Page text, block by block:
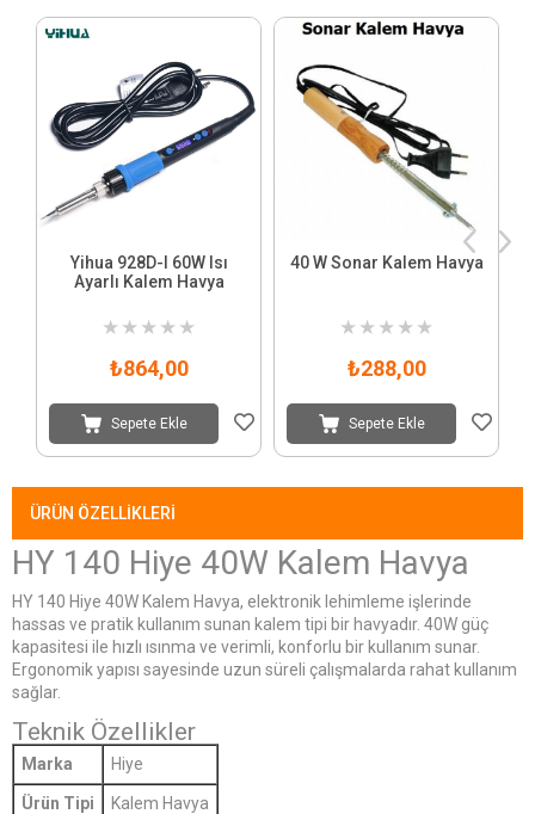
Yihua 928D-I 60W Isı
Ayarlı Kalem Havya
★ ★ ★ ★ ★
₺864,00
Sepete Ekle
40 W Sonar Kalem Havya
★ ★ ★ ★ ★
₺288,00
Sepete Ekle
ÜRÜN ÖZELLIKLERI
HY 140 Hiye 40W Kalem Havya
HY 140 Hiye 40W Kalem Havya, elektronik lehimleme işlerinde
hassas ve pratik kullanım sunan kalem tipi bir havyadır. 40W güç
kapasitesi ile hızlı ısınma ve verimli, konforlu bir kullanım sunar.
Ergonomik yapısı sayesinde uzun süreli çalışmalarda rahat kullanım
sağlar.
Teknik Özellikler
Marka Hiye
Ürün Tipi Kalem Havya